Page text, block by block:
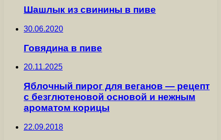
Шашлык из свинины в пиве
30.06.2020
Говядина в пиве
20.11.2025
Яблочный пирог для веганов — рецепт
с безглютеновой основой и нежным
ароматом корицы
22.09.2018